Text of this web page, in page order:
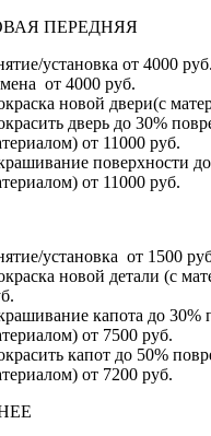
ПЕРЕДНЯЯ
установка от 4000 руб.
от 4000 руб.
новой двери(с
дверь до 30%
от 11000 руб.
поверхности
от 11000 руб.
установка от 1500
новой детали (с
капота до 30%
от 7500 руб.
капот до 50%
от 7200 руб.